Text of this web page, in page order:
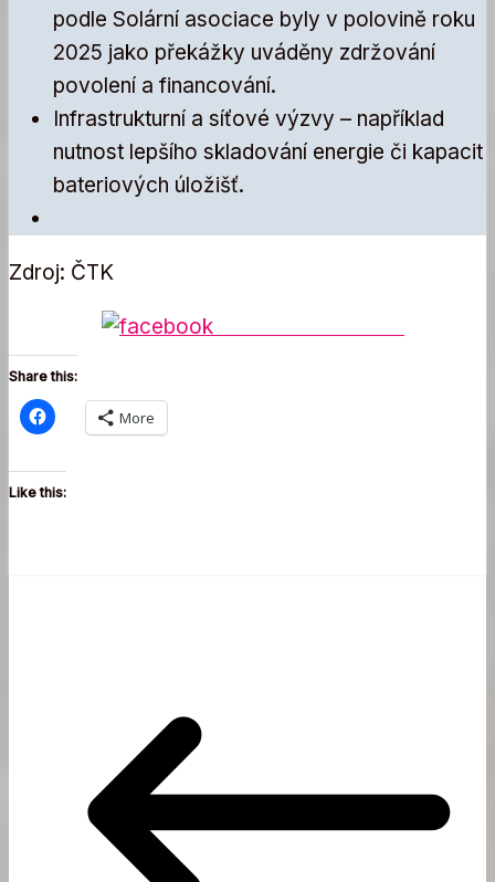
podle Solární asociace byly v polovině roku
2025 jako překážky uváděny zdržování
povolení a financování.
Infrastrukturní a síťové výzvy – například
nutnost lepšího skladování energie či kapacit
bateriových úložišť.
Zdroj: ČTK
Share this:
More
Like this: